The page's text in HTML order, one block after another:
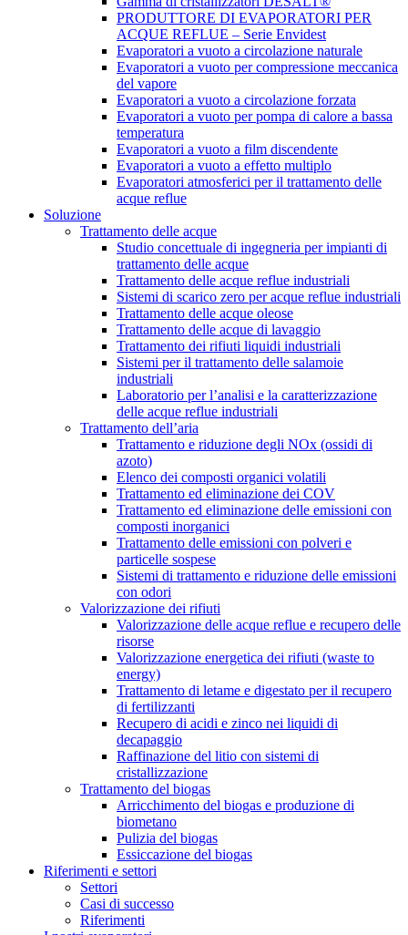
PRODUTTORE DI EVAPORATORI PER
ACQUE REFLUE – Serie Envidest
Evaporatori a vuoto a circolazione naturale
Evaporatori a vuoto per compressione meccanica
del vapore
Evaporatori a vuoto a circolazione forzata
Evaporatori a vuoto per pompa di calore a bassa
temperatura
Evaporatori a vuoto a film discendente
Evaporatori a vuoto a effetto multiplo
Evaporatori atmosferici per il trattamento delle
acque reflue
Soluzione
Trattamento delle acque
Studio concettuale di ingegneria per impianti di
trattamento delle acque
Trattamento delle acque reflue industriali
Sistemi di scarico zero per acque reflue industriali
Trattamento delle acque oleose
Trattamento delle acque di lavaggio
Trattamento dei rifiuti liquidi industriali
Sistemi per il trattamento delle salamoie
industriali
Laboratorio per l’analisi e la caratterizzazione
delle acque reflue industriali
Trattamento dell’aria
Trattamento e riduzione degli NOx (ossidi di
azoto)
Elenco dei composti organici volatili
Trattamento ed eliminazione dei COV
Trattamento ed eliminazione delle emissioni con
composti inorganici
Trattamento delle emissioni con polveri e
particelle sospese
Sistemi di trattamento e riduzione delle emissioni
con odori
Valorizzazione dei rifiuti
Valorizzazione delle acque reflue e recupero delle
risorse
Valorizzazione energetica dei rifiuti (waste to
energy)
Trattamento di letame e digestato per il recupero
di fertilizzanti
Recupero di acidi e zinco nei liquidi di
decapaggio
Raffinazione del litio con sistemi di
cristallizzazione
Trattamento del biogas
Arricchimento del biogas e produzione di
biometano
Pulizia del biogas
Essiccazione del biogas
Riferimenti e settori
Settori
Casi di successo
Riferimenti